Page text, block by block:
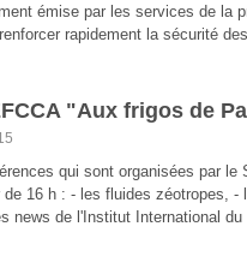
émise par les services de la
rapidement la sécurité
"Aux frigos de
qui sont organisées par le
de 16 h : - les fluides zéotropes,
news de l'Institut International